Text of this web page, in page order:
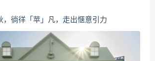
，徜徉「苹」凡，走出惬意引力